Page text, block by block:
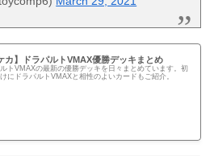
カ】ドラパルトVMAX優勝デッキまとめ
ルトVMAXの最新の優勝デッキを日々まとめています。初
にドラパルトVMAXと相性のよいカードもご紹介。